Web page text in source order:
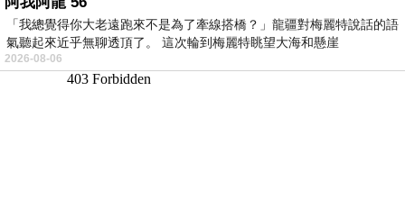
「我總覺得你大老遠跑來不是為了牽線搭橋？」龍疆對梅麗特說話的語
氣聽起來近乎無聊透頂了。 這次輪到梅麗特眺望大海和懸崖
2026-08-06